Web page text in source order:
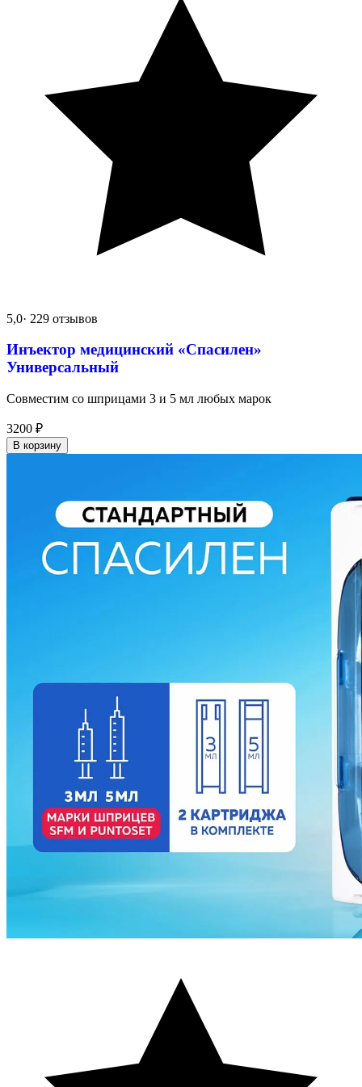
5,0· 229 отзывов
Инъектор медицинский «Спасилен»
Универсальный
Совместим со шприцами 3 и 5 мл любых марок
3200 ₽
В корзину